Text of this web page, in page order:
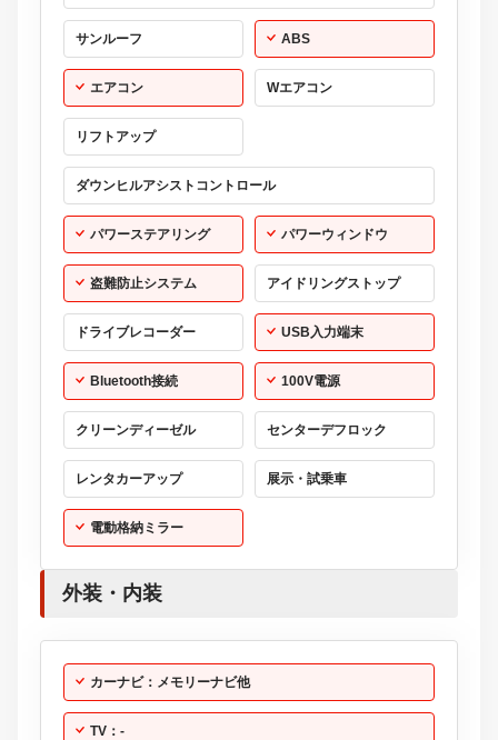
サンルーフ ABS
エアコン Wエアコン
リフトアップ
ダウンヒルアシストコントロール
パワーステアリング パワーウィンドウ
盗難防止システム アイドリングストップ
ドライブレコーダー USB入力端末
Bluetooth接続 100V電源
クリーンディーゼル センターデフロック
レンタカーアップ 展示・試乗車
電動格納ミラー
外装・内装
カーナビ：メモリーナビ他
TV：-